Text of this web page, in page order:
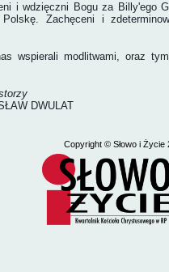
i wdzięczni Bogu za Billy'ego
Polskę. Zachęceni i
wspierali modlitwami, oraz
DWULAT
Copyright © Słowo i Życie